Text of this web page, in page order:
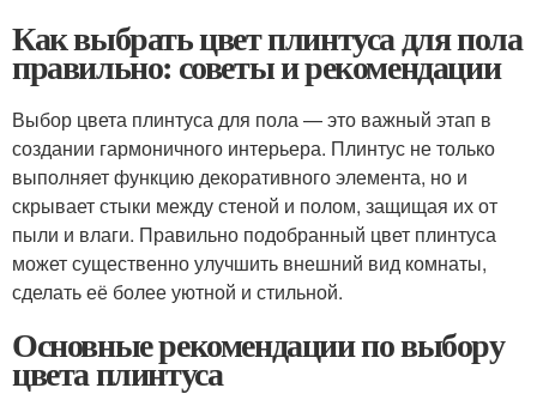
Как выбрать цвет плинтуса для пола
правильно: советы и рекомендации
Выбор цвета плинтуса для пола — это важный этап в
создании гармоничного интерьера. Плинтус не только
выполняет функцию декоративного элемента, но и
скрывает стыки между стеной и полом, защищая их от
пыли и влаги. Правильно подобранный цвет плинтуса
может существенно улучшить внешний вид комнаты,
сделать её более уютной и стильной.
Основные рекомендации по выбору
цвета плинтуса